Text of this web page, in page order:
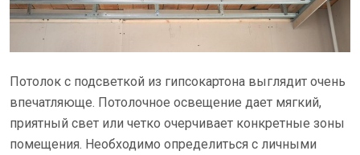
Потолок с подсветкой из гипсокартона выглядит очень
впечатляюще. Потолочное освещение дает мягкий,
приятный свет или четко очерчивает конкретные зоны
помещения. Необходимо определиться с личными